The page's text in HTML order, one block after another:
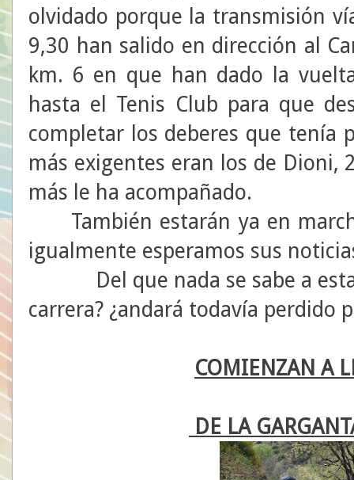
olvidado porque la transmisión
9,30 han salido en dirección al
km. 6 en que han dado la
hasta el Tenis Club para que
completar los deberes que tenía
más exigentes eran los de Dioni,
más le ha acompañado.
También estarán ya en
igualmente esperamos sus
Del que nada se sabe a esta
carrera? ¿andará todavía perdido
COMIENZAN A
DE LA